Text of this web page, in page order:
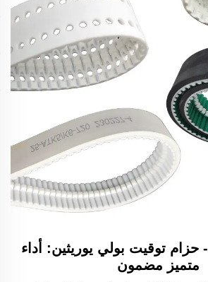
YONGHANG - حزام توقيت بولي يوريثين: أداء
متميز مضمون